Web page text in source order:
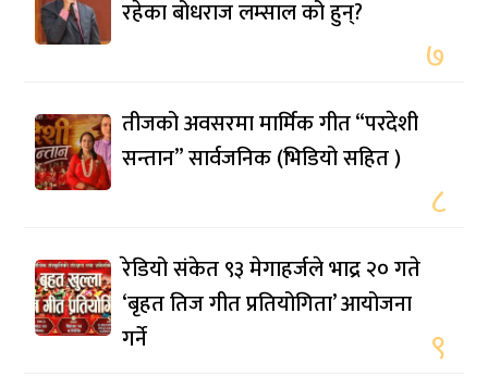
रहेका बोधराज लम्साल को हुन्?
७
तीजको अवसरमा मार्मिक गीत “परदेशी
सन्तान” सार्वजनिक (भिडियो सहित )
८
रेडियो संकेत ९३ मेगाहर्जले भाद्र २० गते
‘बृहत तिज गीत प्रतियोगिता’ आयोजना
गर्ने
९